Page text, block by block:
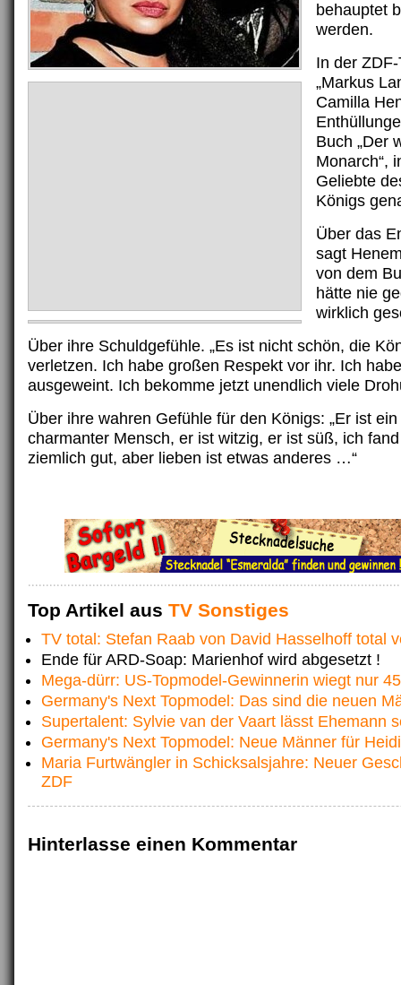
behauptet
werden.
In der
„Markus
Camilla
Buch „Der
Monarch“,
Geliebte
Königs
Über das
sagt
von dem
hätte nie
wirklich
Über ihre Schuldgefühle. „Es ist nicht schön, die
verletzen. Ich habe großen Respekt vor ihr. Ich
ausgeweint. Ich bekomme jetzt unendlich viele
Über ihre wahren Gefühle für den Königs: „Er ist
charmanter Mensch, er ist witzig, er ist süß, ich
ziemlich gut, aber lieben ist etwas anderes …“
Top Artikel aus TV Sonstiges
TV total: Stefan Raab von David Hasselhoff total
Ende für ARD-Soap: Marienhof wird abgesetzt !
Mega-dürr: US-Topmodel-Gewinnerin wiegt nur
Germany's Next Topmodel: Das sind die neuen
Supertalent: Sylvie van der Vaart lässt Ehemann
Germany's Next Topmodel: Neue Männer für
Maria Furtwängler in Schicksalsjahre: Neuer
ZDF
Hinterlasse einen Kommentar